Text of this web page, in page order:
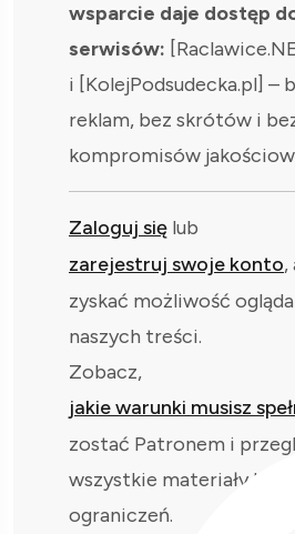
wsparcie daje dostęp
serwisów:
i [KolejPodsudecka.pl] –
reklam, bez skrótów i
kompromisów
Zaloguj się lub
zarejestruj swoje konto,
zyskać możliwość
naszych treści.
Zobacz,
jakie warunki musisz
zostać Patronem i
wszystkie materiały bez
ograniczeń.